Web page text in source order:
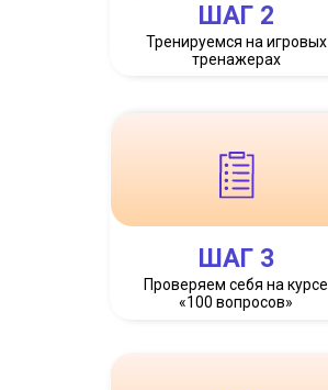
Тренируемся на игровых
тренажерах
ШАГ 2
Проверяем себя на курсе
«100 вопросов»
ШАГ 3